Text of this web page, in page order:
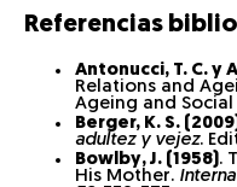
Referencias
Antonucci, T. C. y
Relations and
Ageing and Social
Berger, K. S.
adultez y vejez.
Bowlby, J. (1958).
His Mother.